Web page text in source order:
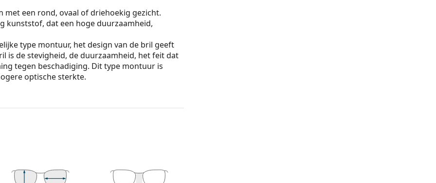
een rond, ovaal of driehoekig gezicht.
kunststof, dat een hoge duurzaamheid,
type montuur, het design van de bril geeft
is de stevigheid, de duurzaamheid, het feit dat
tegen beschadiging. Dit type montuur is
optische sterkte.
de koker en het ontwerp kunnen variëren.
verzorgen van zonnebrillen. Sommige
gebruik.